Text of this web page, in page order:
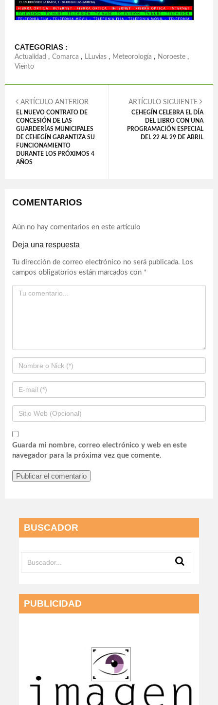
CATEGORIAS :
Actualidad , Comarca , LLuvias , Meteorología , Noroeste ,
Viento
ARTÍCULO ANTERIOR
EL NUEVO CONTRATO DE
CONCESIÓN DE LAS
GUARDERÍAS MUNICIPALES
DE CEHEGÍN GARANTIZA SU
FUNCIONAMIENTO
DURANTE LOS PRÓXIMOS 4
AÑOS
ARTÍCULO SIGUIENTE
CEHEGÍN CELEBRA EL DÍA
DEL LIBRO CON UNA
PROGRAMACIÓN ESPECIAL
DEL 22 AL 29 DE ABRIL
COMENTARIOS
Aún no hay comentarios en este artículo
Deja una respuesta
Tu dirección de correo electrónico no será publicada. Los
campos obligatorios están marcados con *
Guarda mi nombre, correo electrónico y web en este
navegador para la próxima vez que comente.
BUSCADOR
PUBLICIDAD